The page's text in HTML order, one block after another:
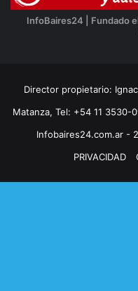
InfoBaires24 | Fundado
Director propietario:
Matanza, Tel: +54 11 3530-
Infobaires24.com.ar -
PRIVACIDAD